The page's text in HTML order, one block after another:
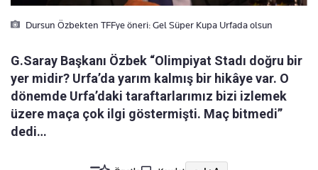
Dursun Özbekten TFFye öneri: Gel Süper Kupa Urfada olsun
G.Saray Başkanı Özbek “Olimpiyat Stadı doğru bir
yer midir? Urfa’da yarım kalmış bir hikâye var. O
dönemde Urfa’daki taraftarlarımız bizi izlemek
üzere maça çok ilgi göstermişti. Maç bitmedi”
dedi…